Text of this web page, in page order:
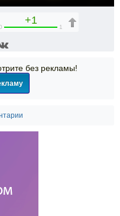
+1
1
без рекламы!